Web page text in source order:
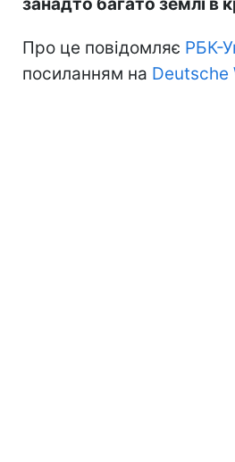
Про це повідомляє РБК-
посиланням на Deutsche